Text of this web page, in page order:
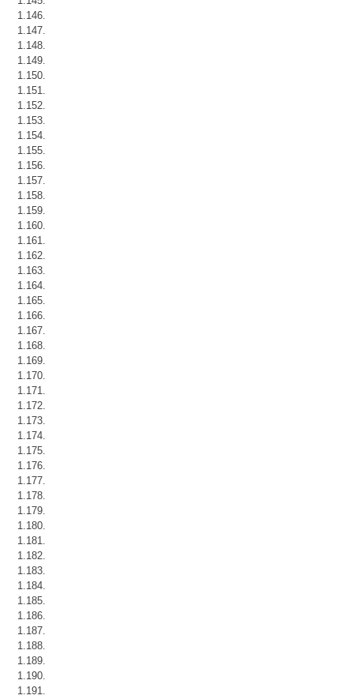
1.146.
1.147.
1.148.
1.149.
1.150.
1.151.
1.152.
1.153.
1.154.
1.155.
1.156.
1.157.
1.158.
1.159.
1.160.
1.161.
1.162.
1.163.
1.164.
1.165.
1.166.
1.167.
1.168.
1.169.
1.170.
1.171.
1.172.
1.173.
1.174.
1.175.
1.176.
1.177.
1.178.
1.179.
1.180.
1.181.
1.182.
1.183.
1.184.
1.185.
1.186.
1.187.
1.188.
1.189.
1.190.
1.191.